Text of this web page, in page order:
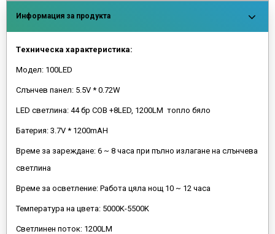
Информация за продукта
Tехническа характеристика:
Модел: 100LED
Слънчев панел: 5.5V * 0.72W
LED светлина: 44 бр COB +8LED, 1200LM топло бяло
Батерия: 3.7V * 1200mAH
Време за зареждане: 6 ~ 8 часа при пълно излагане на слънчева
светлина
Време за осветление: Работа цяла нощ 10 ~ 12 часа
Температура на цвета: 5000K-5500K
Светлинен поток: 1200LM